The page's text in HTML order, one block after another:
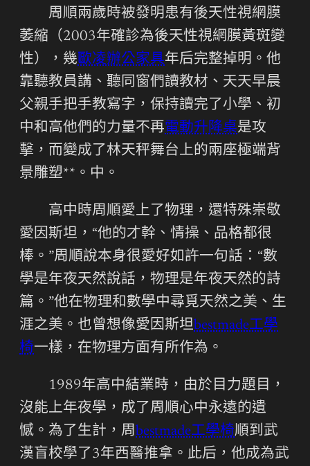
周順兩歲時被發明患有後天性視網膜
萎縮（2003年確診為後天性視網膜黃斑變
性），幾歐凌辦公家具年后完整掉明。他
靠聽教員講、聽同窗們讀教材、天天早晨
父親手把手教寫字，保持讀完了小學、初
中和高他們的力量不再電動升降桌是攻
擊，而變成了林天秤舞台上的兩座極端背
景雕塑**。中。
高中時周順愛上了物理，還特殊崇敬
愛因斯坦，“他的才幹、情操、品格都很
棒。”周順說本身很愛好如許一句話：“數
學是年夜天然說話，物理是年夜天然的詩
篇。”他在物理和數學中尋覓天然之美、生
涯之美。也曾想像愛因斯坦bestmade工學
椅一樣，在物理方面有所作為。
1989年高中結業時，由於目力題目，
沒能上年夜學，成了周順心中永遠的遺
憾。為了生計，周bestmade工學椅順到武
漢盲校學了3年西醫推拿。此后，他成為武